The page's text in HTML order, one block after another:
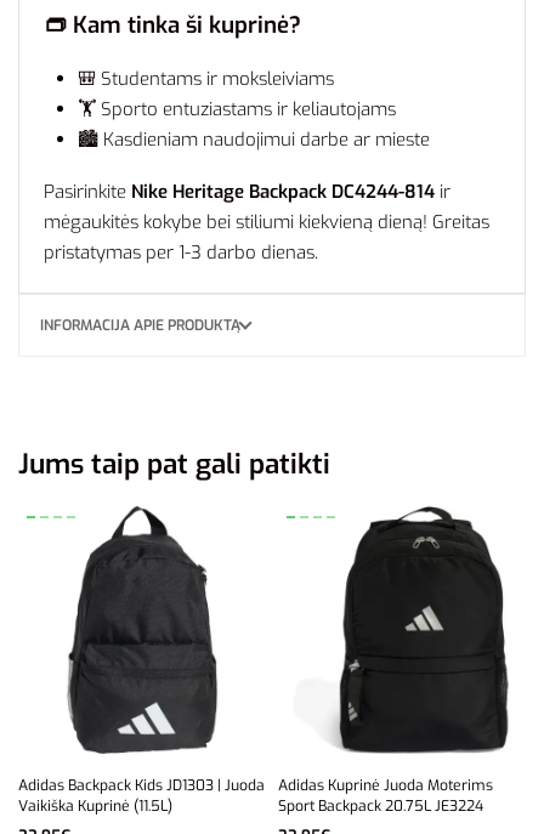
👝 Kam tinka ši kuprinė?
🎒 Studentams ir moksleiviams
🏋️ Sporto entuziastams ir keliautojams
🏙️ Kasdieniam naudojimui darbe ar mieste
Pasirinkite Nike Heritage Backpack DC4244-814 ir
mėgaukitės kokybe bei stiliumi kiekvieną dieną! Greitas
pristatymas per 1-3 darbo dienas.
INFORMACIJA APIE PRODUKTĄ
Jums taip pat gali patikti
Adidas Backpack Kids JD1303 | Juoda
Vaikiška Kuprinė (11.5L)
Adidas Kuprinė Juoda Moterims
Sport Backpack 20.75L JE3224